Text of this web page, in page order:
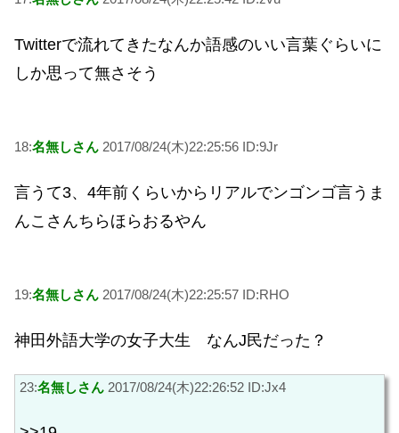
Twitterで流れてきたなんか語感のいい言葉ぐらいに
しか思って無さそう
18:名無しさん 2017/08/24(木)22:25:56 ID:9Jr
言うて3、4年前くらいからリアルでンゴンゴ言うま
んこさんちらほらおるやん
19:名無しさん 2017/08/24(木)22:25:57 ID:RHO
神田外語大学の女子大生 なんJ民だった？
23:名無しさん 2017/08/24(木)22:26:52 ID:Jx4